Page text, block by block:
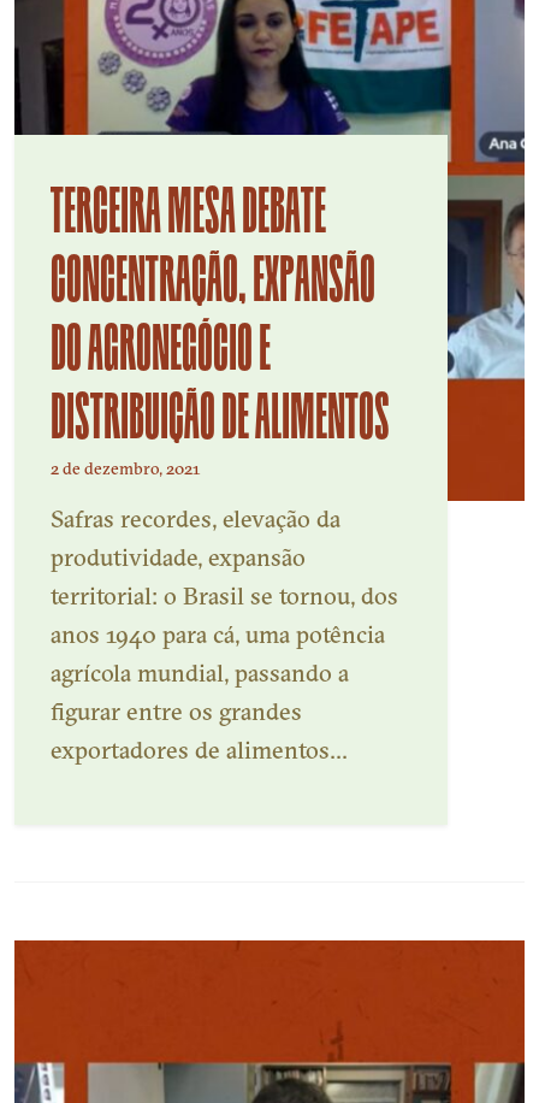
TERCEIRA MESA DEBATE
CONCENTRAÇÃO, EXPANSÃO
DO AGRONEGÓCIO E
DISTRIBUIÇÃO DE ALIMENTOS
2 de dezembro, 2021
Safras recordes, elevação da
produtividade, expansão
territorial: o Brasil se tornou, dos
anos 1940 para cá, uma potência
agrícola mundial, passando a
figurar entre os grandes
exportadores de alimentos...